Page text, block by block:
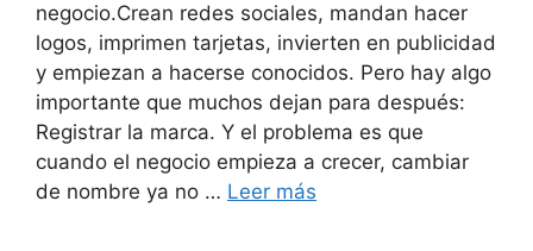
negocio.Crean redes sociales, mandan hacer
logos, imprimen tarjetas, invierten en publicidad
y empiezan a hacerse conocidos. Pero hay algo
importante que muchos dejan para después:
Registrar la marca. Y el problema es que
cuando el negocio empieza a crecer, cambiar
de nombre ya no … Leer más